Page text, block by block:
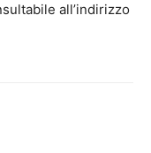
all’indirizzo